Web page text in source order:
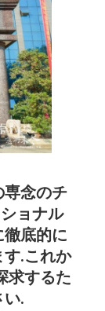
専念のチ
ョナル
底的に
す.これか
求するた
い.